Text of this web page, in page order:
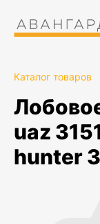
Каталог товаров
лобовое стекло в резинку
uaz
hunter